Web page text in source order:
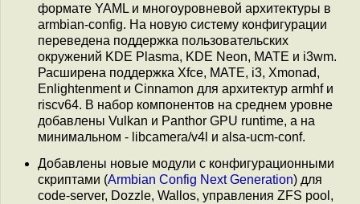
формате YAML и многоуровневой архитектуры в
armbian-config. На новую систему конфигурации
переведена поддержка пользовательских
окружений KDE Plasma, KDE Neon, MATE и i3wm.
Расширена поддержка Xfce, MATE, i3, Xmonad,
Enlightenment и Cinnamon для архитектур armhf и
riscv64. В набор компонентов на среднем уровне
добавлены Vulkan и Panthor GPU runtime, а на
минимальном - libcamera/v4l и alsa-ucm-conf.
Добавлены новые модули с конфигурационными
скриптами (Armbian Config Next Generation) для
code-server, Dozzle, Wallos, управления ZFS pool,